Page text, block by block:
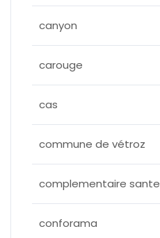
canyon
carouge
cas
commune de vétroz
complementaire sante
conforama